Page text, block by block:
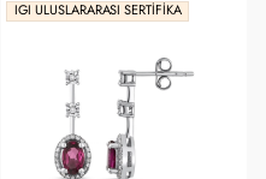
IGI ULUSLARARASI SERTIFIKA